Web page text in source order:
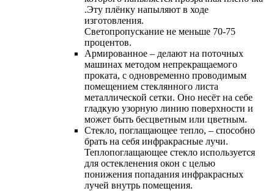
.Эту плёнку напыляют в ходе
изготовления.
Светопропускание не меньше 70-75
процентов.
Армированное – делают на поточных
машинах методом непрекращаемого
проката, с одновременно проводимым
помещением стеклянного листа
металлической сетки. Оно несёт на себе
гладкую узорную линию поверхности и
может быть бесцветным или цветным.
Стекло, поглащающее тепло, – способно
брать на себя инфракрасные лучи.
Теплопоглащающее стекло используется
для остекленения окон с целью
понижения попадания инфракрасных
лучей внутрь помещения.